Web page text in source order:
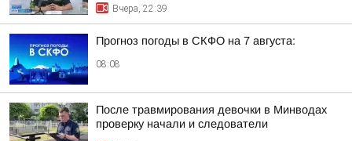
Вчера, 22:39
Прогноз погоды в СКФО на 7 августа:
08:08
После травмирования девочки в Минводах
проверку начали и следователи